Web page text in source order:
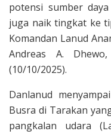
potensi sumber
juga naik tingkat ke
Komandan Lanud
Andreas A.
(10/10/2025).
Danlanud
Busra di Tarakan
pangkalan udara